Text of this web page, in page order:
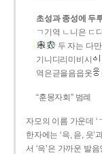
초성과 종성에 두
ㄱ기역 ㄴ니은 ㄷ
두 자는 다
기니디리미비시
역은귿을음읍옷
“훈몽자회” 범례
자모의 이름 가운데 ‘
한자에는 ‘윽, 읃, 읏
서 ‘윽’은 가까운 발음